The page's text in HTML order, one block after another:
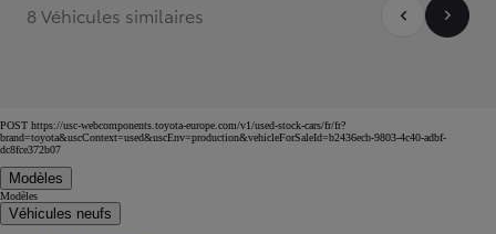
8 Véhicules similaires
POST https://usc-webcomponents.toyota-europe.com/v1/used-stock-cars/fr/fr?
brand=toyota&uscContext=used&uscEnv=production&vehicleForSaleId=b2436ecb-9803-4c40-adbf-
dc8fce372b07
Modèles
Modèles
Véhicules neufs